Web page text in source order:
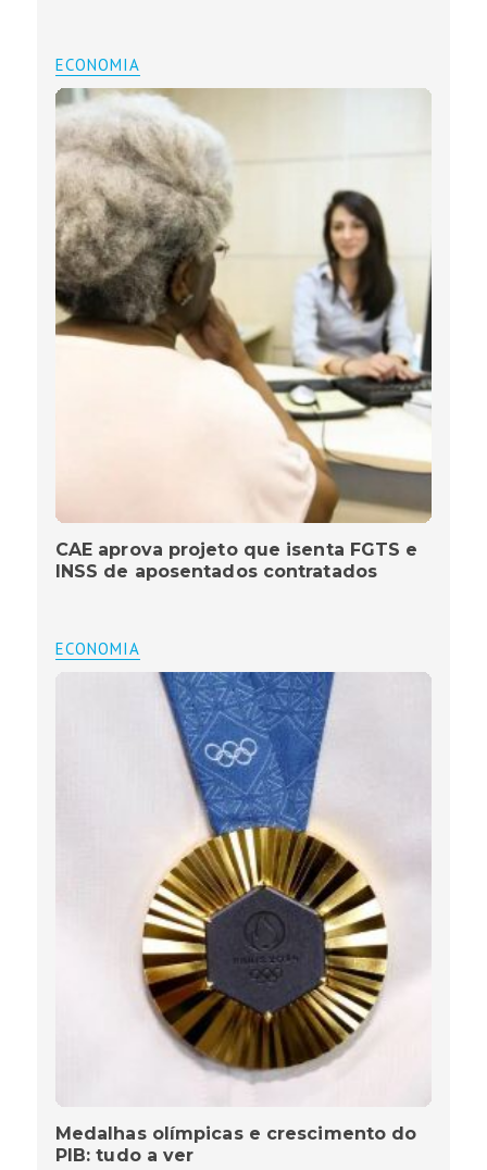
ECONOMIA
CAE aprova projeto que isenta FGTS e
INSS de aposentados contratados
ECONOMIA
Medalhas olímpicas e crescimento do
PIB: tudo a ver